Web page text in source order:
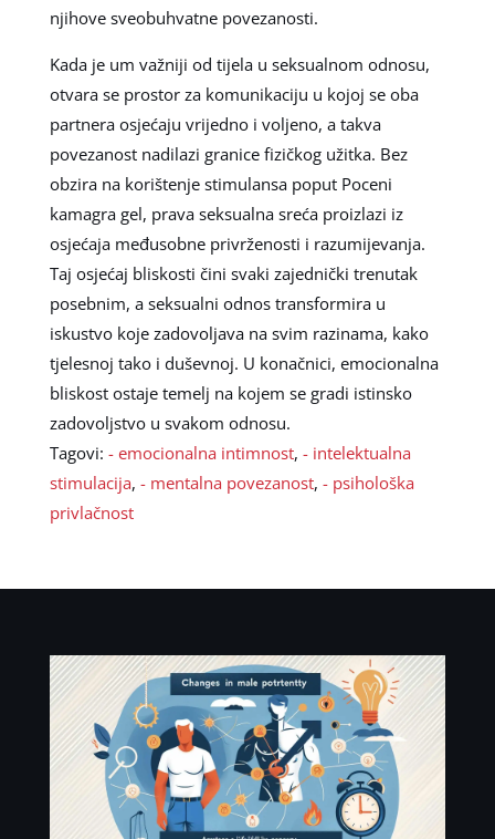
njihove sveobuhvatne povezanosti.
Kada je um važniji od tijela u seksualnom odnosu,
otvara se prostor za komunikaciju u kojoj se oba
partnera osjećaju vrijedno i voljeno, a takva
povezanost nadilazi granice fizičkog užitka. Bez
obzira na korištenje stimulansa poput Poceni
kamagra gel, prava seksualna sreća proizlazi iz
osjećaja međusobne privrženosti i razumijevanja.
Taj osjećaj bliskosti čini svaki zajednički trenutak
posebnim, a seksualni odnos transformira u
iskustvo koje zadovoljava na svim razinama, kako
tjelesnoj tako i duševnoj. U konačnici, emocionalna
bliskost ostaje temelj na kojem se gradi istinsko
zadovoljstvo u svakom odnosu.
Tagovi: - emocionalna intimnost, - intelektualna
stimulacija, - mentalna povezanost, - psihološka
privlačnost